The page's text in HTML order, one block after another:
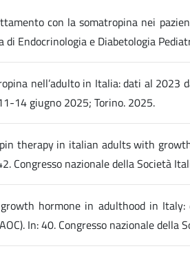
con la somatropina nei
di Endocrinologia e Diabetologia
nell’adulto in Italia: dati al 2023
14 giugno 2025; Torino. 2025.
therapy in italian adults with
Congresso nazionale della Società
hormone in adulthood in
In: 40. Congresso nazionale